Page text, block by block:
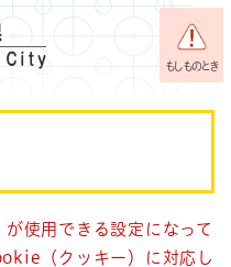
て本文へ
もしものとき
使用できる設定になって
（クッキー）に対応し